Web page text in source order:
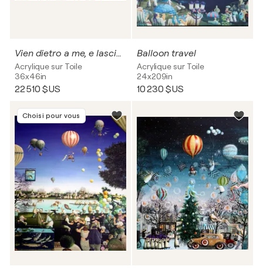
Vien dietro a me, e lascia dir le genti
Acrylique sur Toile
36x46in
22 510 $US
Balloon travel
Acrylique sur Toile
24x209in
10 230 $US
Choisi pour vous